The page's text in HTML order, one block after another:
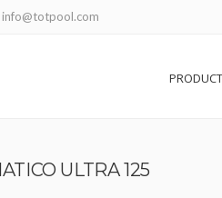
info@totpool.com
ULTRA 125